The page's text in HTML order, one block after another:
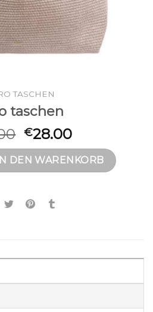
TASCHEN
taschen
€28.00
DEN WARENKORB